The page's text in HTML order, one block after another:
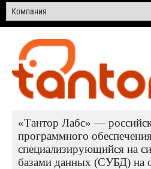
«Тантор Лабс» —
программного
специализирующийся на
базами данных (СУБД) на